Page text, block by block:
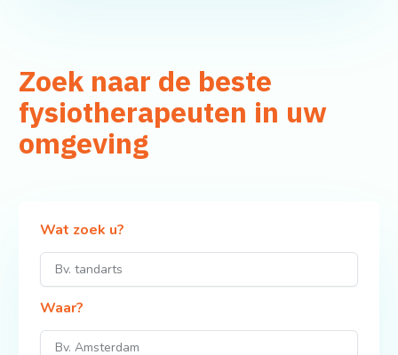
Zoek naar de beste
fysiotherapeuten in uw
omgeving
Wat zoek u?
Waar?